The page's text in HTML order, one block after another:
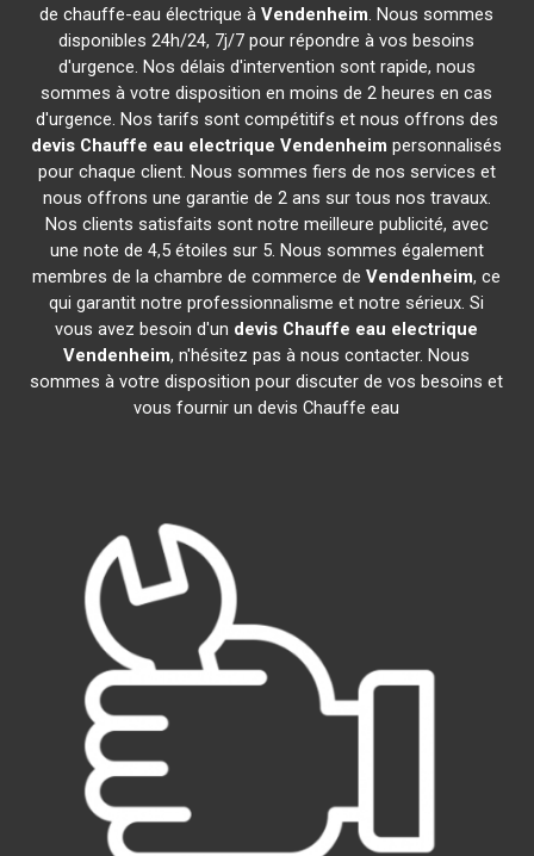
de chauffe-eau électrique àVendenheim. Nous sommes
disponibles 24h/24, 7j/7 pour répondre à vos besoins
d'urgence. Nos délais d'intervention sont rapide, nous
sommes à votre disposition en moins de 2 heures en cas
d'urgence. Nos tarifs sont compétitifs et nous offrons des
devis Chauffe eau electrique Vendenheim personnalisés
pour chaque client. Nous sommes fiers de nos services et
nous offrons une garantie de 2 ans sur tous nos travaux.
Nos clients satisfaits sont notre meilleure publicité, avec
une note de 4,5 étoiles sur 5. Nous sommes également
membres de la chambre de commerce deVendenheim, ce
qui garantit notre professionnalisme et notre sérieux. Si
vous avez besoin d'un devis Chauffe eau electrique
Vendenheim, n'hésitez pas à nous contacter. Nous
sommes à votre disposition pour discuter de vos besoins et
vous fournir un devis Chauffe eau